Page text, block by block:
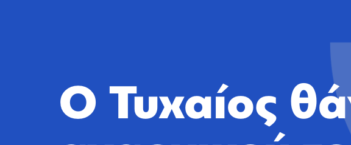
Ο Τυχαίος